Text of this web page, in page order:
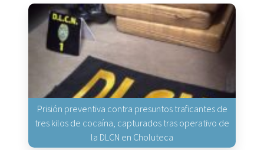
Prisión preventiva contra presuntos traficantes de
tres kilos de cocaína, capturados tras operativo de
la DLCN en Choluteca